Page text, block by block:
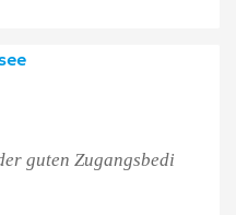
guten Zugangsbedi